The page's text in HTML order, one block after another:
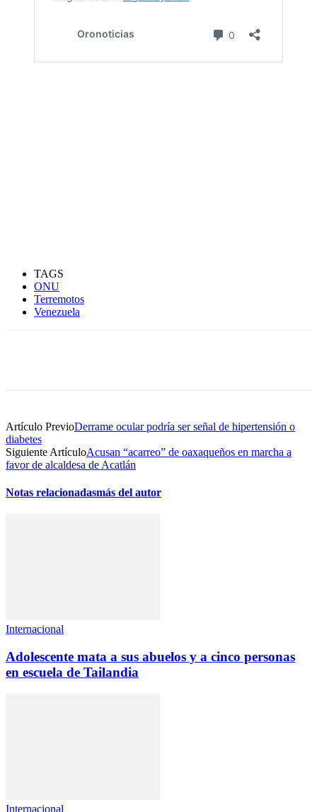
TAGS
ONU
Terremotos
Venezuela
Artículo PrevioDerrame ocular podría ser señal de hipertensión o
diabetes
Siguiente ArtículoAcusan “acarreo” de oaxaqueños en marcha a
favor de alcaldesa de Acatlán
Notas relacionadasmás del autor
Internacional
Adolescente mata a sus abuelos y a cinco personas
en escuela de Tailandia
Internacional